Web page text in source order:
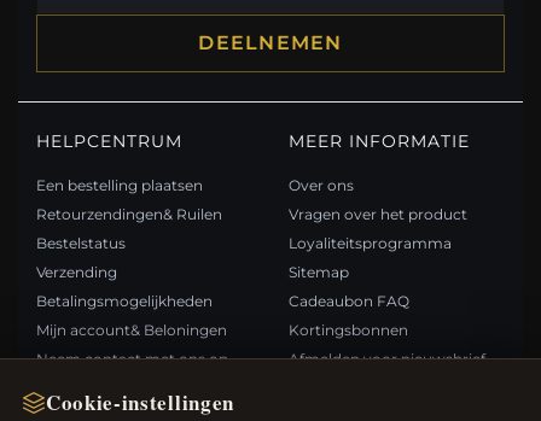
Cookie-instellingen
DEELNEMEN
HELPCENTRUM
Een bestelling plaatsen
Retourzendingen& Ruilen
Bestelstatus
Verzending
Betalingsmogelijkheden
Mijn account& Beloningen
Neem contact met ons op
MEER INFORMATIE
Over ons
Vragen over het product
Loyaliteitsprogramma
Sitemap
Cadeaubon FAQ
Kortingsbonnen
Afmelden voor nieuwsbrief